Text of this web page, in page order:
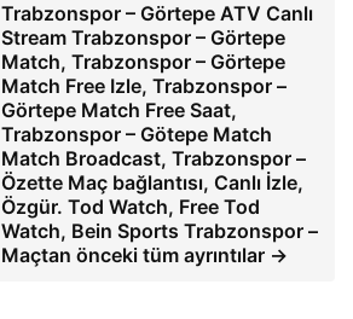
Trabzonspor – Görtepe ATV Canlı
Stream Trabzonspor – Görtepe
Match, Trabzonspor – Görtepe
Match Free Izle, Trabzonspor –
Görtepe Match Free Saat,
Trabzonspor – Götepe Match
Match Broadcast, Trabzonspor –
Özette Maç bağlantısı, Canlı İzle,
Özgür. Tod Watch, Free Tod
Watch, Bein Sports Trabzonspor –
Maçtan önceki tüm ayrıntılar →